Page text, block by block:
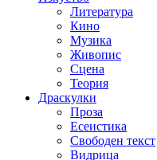
Литература
Кино
Музика
Живопис
Сцена
Теория
Драскулки
Проза
Есеистика
Свободен текст
Видрица